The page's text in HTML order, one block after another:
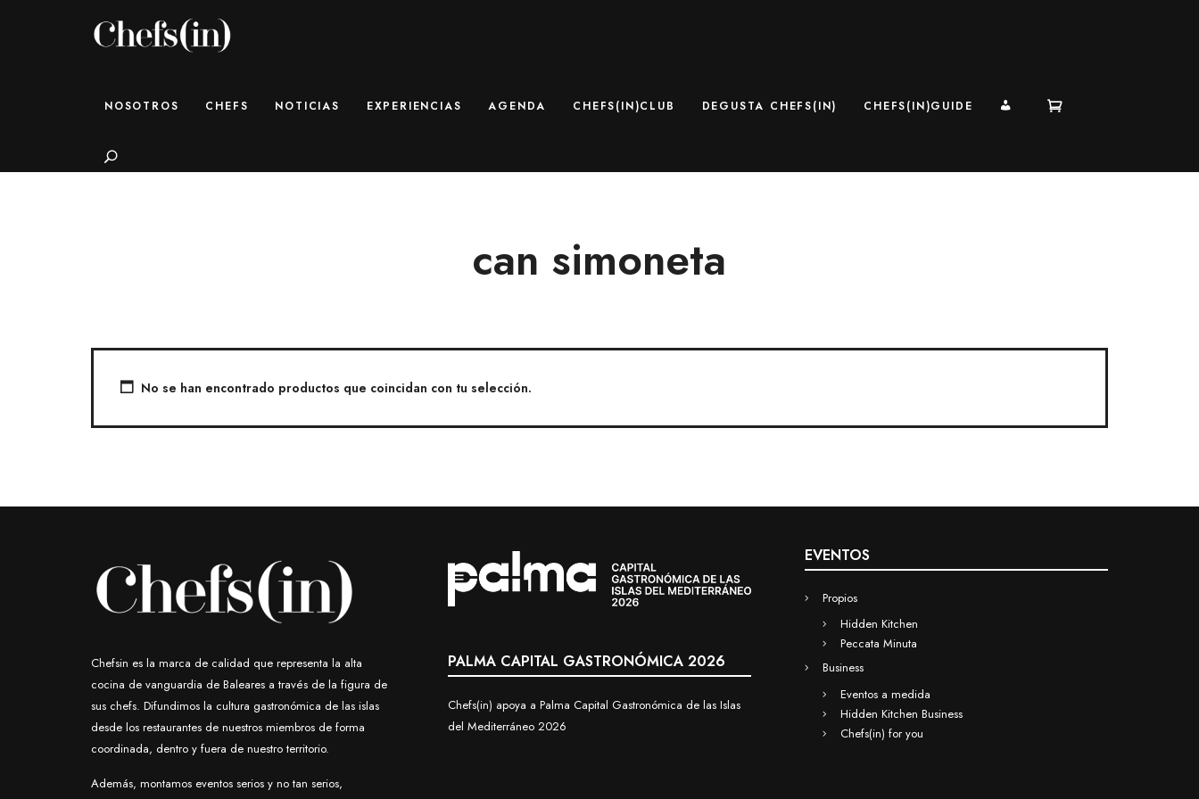
NOSOTROS CHEFS NOTICIAS EXPERIENCIAS AGENDA CHEFS(IN)CLUB DEGUSTA CHEFS(IN) CHEFS(IN)GUIDE MI CUENTA
can simoneta
No se han encontrado productos que coincidan con tu selección.
Chefsin es la marca de calidad que representa la alta
cocina de vanguardia de Baleares a través de la figura de
sus chefs. Difundimos la cultura gastronómica de las islas
desde los restaurantes de nuestros miembros de forma
coordinada, dentro y fuera de nuestro territorio.
Además, montamos eventos serios y no tan serios,
PALMA CAPITAL GASTRONÓMICA 2026
Chefs(in) apoya a Palma Capital Gastronómica de las Islas
del Mediterráneo 2026
EVENTOS
Propios
Hidden Kitchen
Peccata Minuta
Business
Eventos a medida
Hidden Kitchen Business
Chefs(in) for you